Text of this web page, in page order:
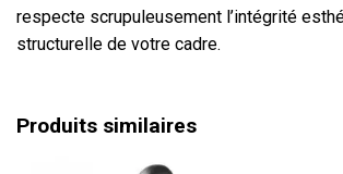
respecte scrupuleusement l’intégrité
structurelle de votre cadre.
Produits similaires